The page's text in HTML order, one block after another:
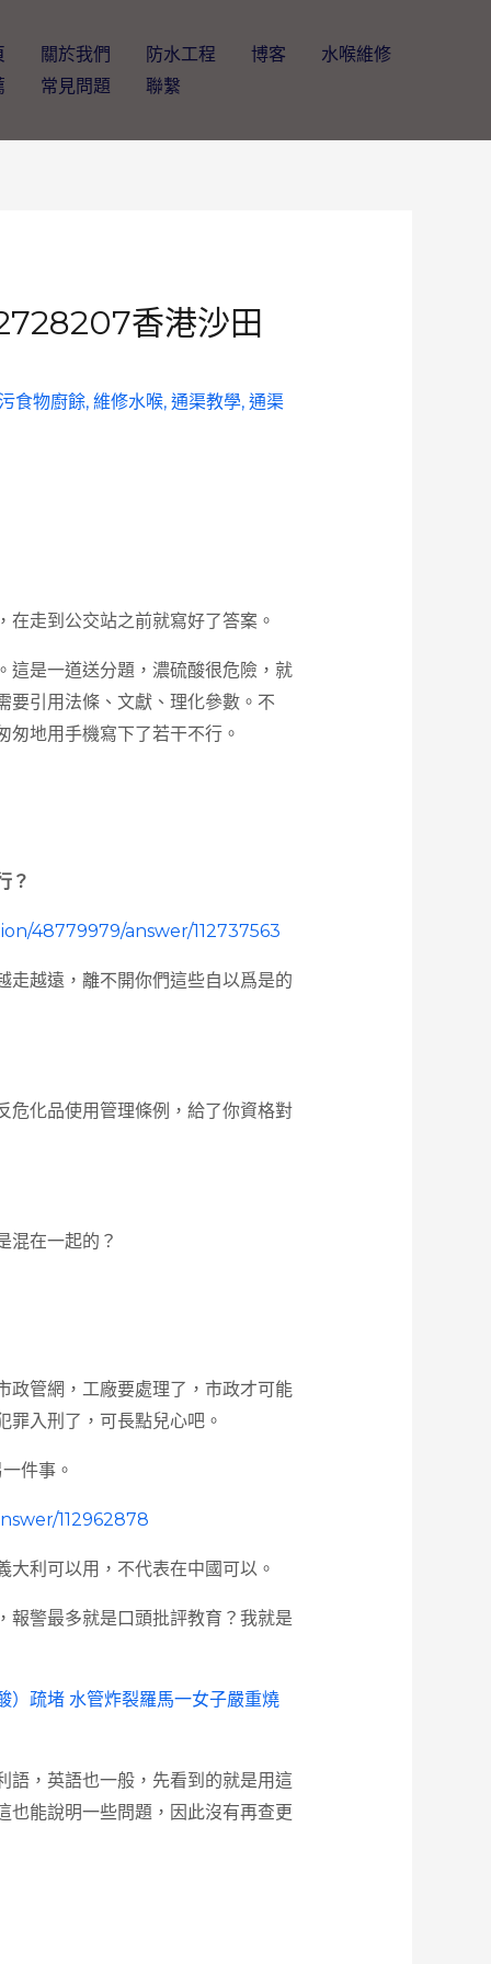
關於我們 防水工程 博客
水喉維修
常見問題 聯繫
香港沙田
食物廚餘, 維修水喉, 通渠教學, 通渠
走到公交站之前就寫好了答案。
這是一道送分題，濃硫酸很危險，就
要引用法條、文獻、理化參數。不
地用手機寫下了若干不行。
？
48779979/answer/112737563
走越遠，離不開你們這些自以爲是的
危化品使用管理條例，給了你資格對
混在一起的？
政管網，工廠要處理了，市政才可能
罪入刑了，可長點兒心吧。
件事。
112962878
利可以用，不代表在中國可以。
報警最多就是口頭批評教育？我就是
）疏堵 水管炸裂羅馬一女子嚴重燒
語，英語也一般，先看到的就是用這
也能說明一些問題，因此沒有再查更